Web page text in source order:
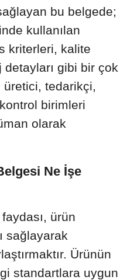
bu belgede;
kullanılan
kriterleri, kalite
gibi bir çok
üretici, tedarikçi,
birimleri
olarak
Ne İşe
ürün
sağlayarak
Ürünün
standartlara uygun